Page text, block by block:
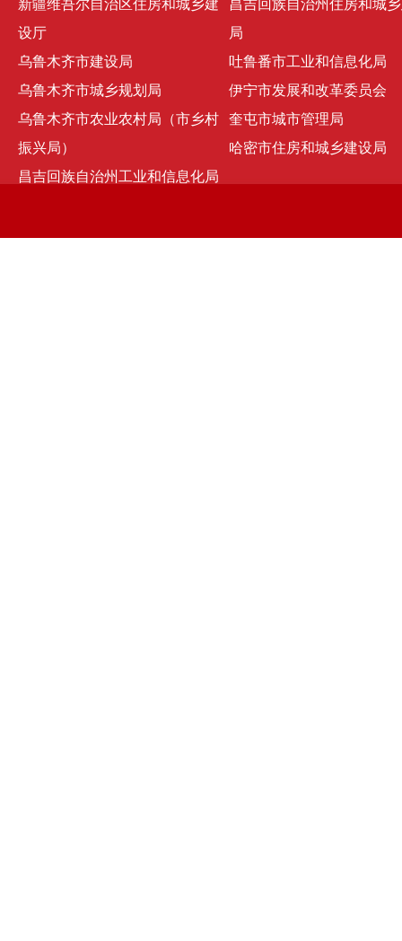
新疆维吾尔自治区住房和城乡建
设厅
乌鲁木齐市建设局
乌鲁木齐市城乡规划局
乌鲁木齐市农业农村局（市乡村
振兴局）
昌吉回族自治州工业和信息化局
昌吉回族自治州住房和城
局
吐鲁番市工业和信息化局
伊宁市发展和改革委员会
奎屯市城市管理局
哈密市住房和城乡建设局